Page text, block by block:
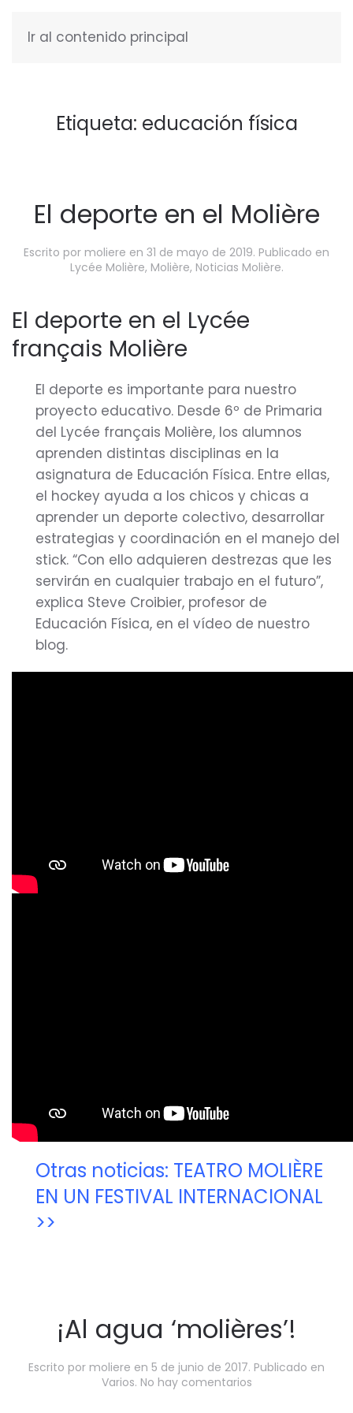
Ir al contenido principal
Etiqueta: educación física
El deporte en el Molière
Escrito por moliere en 31 de mayo de 2019. Publicado en
Lycée Molière, Molière, Noticias Molière.
El deporte en el Lycée
français Molière
El deporte es importante para nuestro
proyecto educativo. Desde 6º de Primaria
del Lycée français Molière, los alumnos
aprenden distintas disciplinas en la
asignatura de Educación Física. Entre ellas,
el hockey ayuda a los chicos y chicas a
aprender un deporte colectivo, desarrollar
estrategias y coordinación en el manejo del
stick. “Con ello adquieren destrezas que les
servirán en cualquier trabajo en el futuro”,
explica Steve Croibier, profesor de
Educación Física, en el vídeo de nuestro
blog.
Otras noticias: TEATRO MOLIÈRE
EN UN FESTIVAL INTERNACIONAL
>>
¡Al agua ‘molières’!
Escrito por moliere en 5 de junio de 2017. Publicado en
Varios. No hay comentariosen